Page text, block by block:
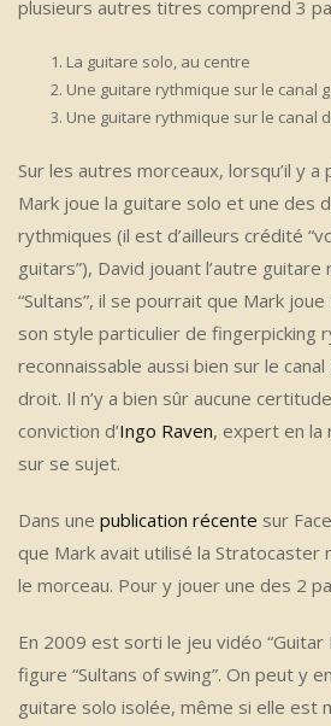
plusieurs autres titres comprend 3
La guitare solo, au centre
Une guitare rythmique sur le canal
Une guitare rythmique sur le canal
Sur les autres morceaux, lorsqu’il y
Mark joue la guitare solo et une des
rythmiques (il est d’ailleurs crédité
guitars”), David jouant l’autre
“Sultans”, il se pourrait que Mark
son style particulier de fingerpicking
reconnaissable aussi bien sur le canal
droit. Il n’y a bien sûr aucune
conviction d’Ingo Raven, expert en
sur se sujet.
Dans une publication récente sur
que Mark avait utilisé la Stratocaster
le morceau. Pour y jouer une des 2
En 2009 est sorti le jeu vidéo “Guitar
figure “Sultans of swing”. On peut y
guitare solo isolée, même si elle est